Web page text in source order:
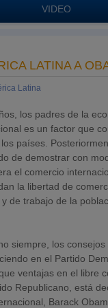
VIDEO
LATINA A
Latina
los padres de la
es un factor que
países.
de demostrar con
el comercio
la libertad de
de trabajo de la
siempre, los
en el Partido
ventajas en el libre
Republicano, está
Barack